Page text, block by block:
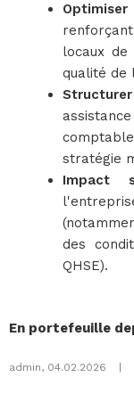
locaux
qualité de
stratégie
Impact
des
QHSE).
En portefeuille
admin, 04.02.2026